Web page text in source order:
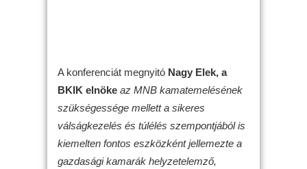
A konferenciát megnyitó Nagy Elek, a
BKIK elnöke az MNB kamatemelésének
szükségessége mellett a sikeres
válságkezelés és túlélés szempontjából is
kiemelten fontos eszközként jellemezte a
gazdasági kamarák helyzetelemző,